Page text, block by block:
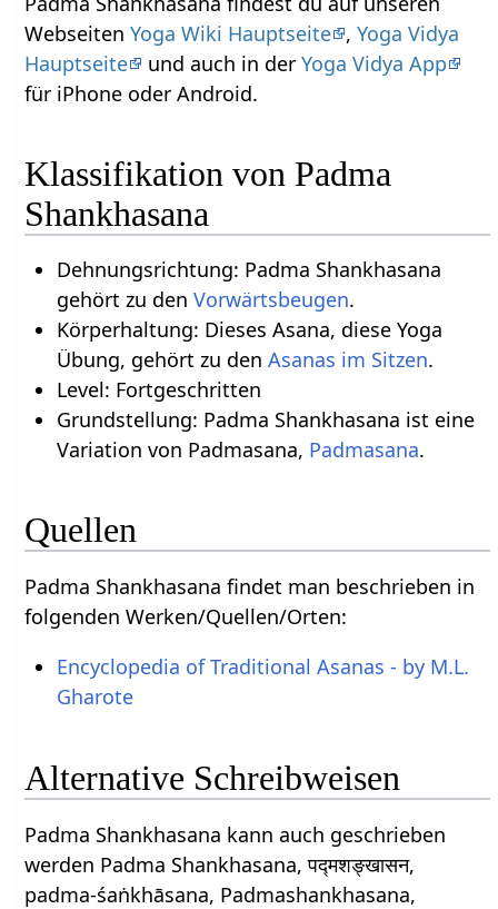
WebseitenYoga Wiki Hauptseite ,Yoga Vidya
Hauptseite
und auch in derYoga Vidya App
für iPhone oder Android.
Klassifikation von Padma
Shankhasana
Dehnungsrichtung: Padma Shankhasana
gehört zu den Vorwärtsbeugen.
Körperhaltung: Dieses Asana, diese Yoga
Übung, gehört zu den Asanas im Sitzen.
Level: Fortgeschritten
Grundstellung: Padma Shankhasana ist eine
Variation von Padmasana, Padmasana.
Quellen
Padma Shankhasana findet man beschrieben in
folgenden Werken/Quellen/Orten:
Encyclopedia of Traditional Asanas - by M.L.
Gharote
Alternative Schreibweisen
Padma Shankhasana kann auch geschrieben
werden Padma Shankhasana, पद्मशङ्खासन,
padma-śaṅkhāsana, Padmashankhasana,